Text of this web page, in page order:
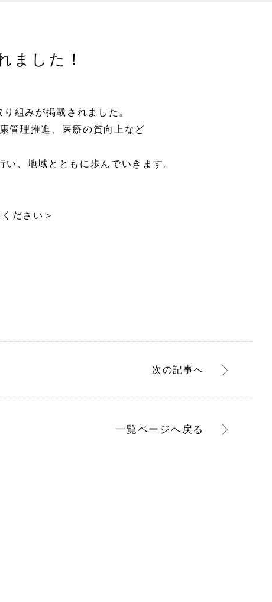
ました！
組みが掲載されました。
管理推進、医療の質向上など
、地域とともに歩んでいきます。
ださい＞
次の記事へ
一覧ページへ戻る